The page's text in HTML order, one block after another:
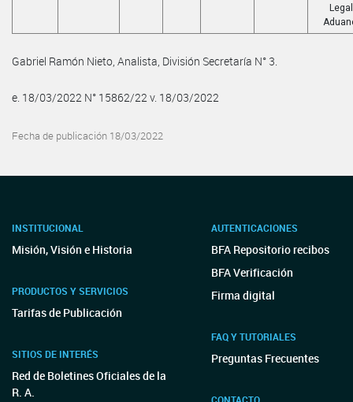
Gabriel Ramón Nieto, Analista, División Secretaría N° 3.
e. 18/03/2022 N° 15862/22 v. 18/03/2022
Fecha de publicación 18/03/2022
INSTITUCIONAL
Misión, Visión e Historia
PRODUCTOS Y SERVICIOS
Tarifas de Publicación
SITIOS DE INTERÉS
Red de Boletines Oficiales de la
R. A.
AUTENTICACIONES
BFA Repositorio recibos
BFA Verificación
Firma digital
FAQ Y TUTORIALES
Preguntas Frecuentes